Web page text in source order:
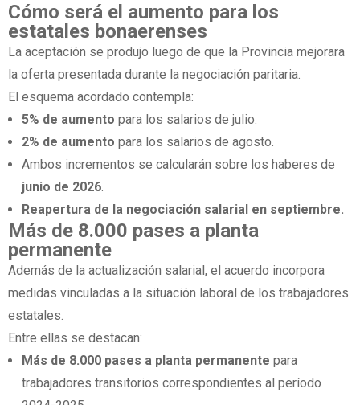
Cómo será el aumento para los
estatales bonaerenses
La aceptación se produjo luego de que la Provincia mejorara
la oferta presentada durante la negociación paritaria.
El esquema acordado contempla:
5% de aumento para los salarios de julio.
2% de aumento para los salarios de agosto.
Ambos incrementos se calcularán sobre los haberes de
junio de 2026.
Reapertura de la negociación salarial en septiembre.
Más de 8.000 pases a planta
permanente
Además de la actualización salarial, el acuerdo incorpora
medidas vinculadas a la situación laboral de los trabajadores
estatales.
Entre ellas se destacan:
Más de 8.000 pases a planta permanente para
trabajadores transitorios correspondientes al período